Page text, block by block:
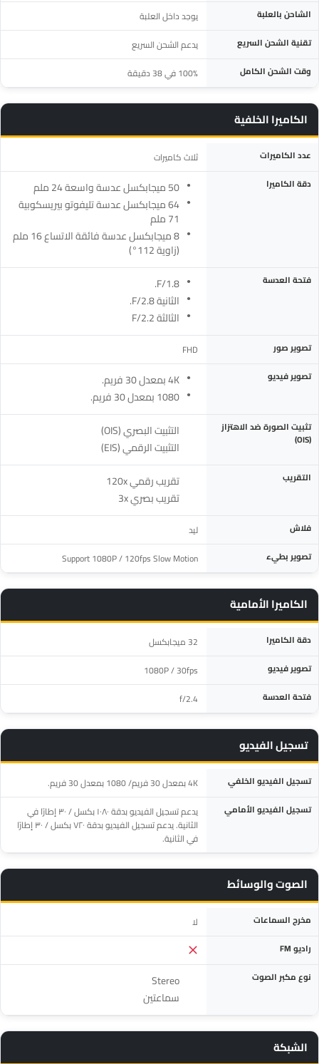
الشاحن بالعلبة يوجد داخل العلبة
تقنية الشحن السريع يدعم الشحن السريع
وقت الشحن الكامل 100% في 38 دقيقة
الكاميرا الخلفية
المواصفة التفاصيلعدد الكاميرات ثلاث كاميرات
دقة الكاميرا
50 ميجابكسل عدسة واسعة 24 ملم
64 ميجابكسل عدسة تليفوتو بيريسكوبية
71 ملم
8 ميجابكسل عدسة فائقة الاتساع 16 ملم
(زاوية 112°)
فتحة العدسة
F/1.8.
الثانية F/2.8.
الثالثة F/2.2
تصوير صور FHD
تصوير فيديو
4K بمعدل 30 فريم.
1080 بمعدل 30 فريم.
تثبيت الصورة ضد الاهتزاز
(OIS)
التثبيت البصري (OIS)
التثبيت الرقمي (EIS)
التقريب
تقريب رقمي 120x
تقريب بصري 3x
فلاش ليد
تصوير بطيء Support 1080P / 120fps Slow Motion
الكاميرا الأمامية
المواصفةالتفاصيلدقة الكاميرا 32 ميجابكسل
تصوير فيديو 1080P / 30fps
فتحة العدسة f/2.4
تسجيل الفيديو
المواصفةالتفاصيل
تسجيل الفيديو الخلفي 4K بمعدل 30 فريم/ 1080 بمعدل 30 فريم.
تسجيل الفيديو الأمامي
يدعم تسجيل الفيديو بدقة ١٠٨٠ بكسل / ٣٠ إطارًا في
الثانية. يدعم تسجيل الفيديو بدقة ٧٢٠ بكسل / ٣٠ إطارًا
في الثانية.
الصوت والوسائط
المواصفة التفاصيل
مخرج السماعات لا
راديو FM
نوع مكبر الصوت
Stereo
سماعتين
الشبكة